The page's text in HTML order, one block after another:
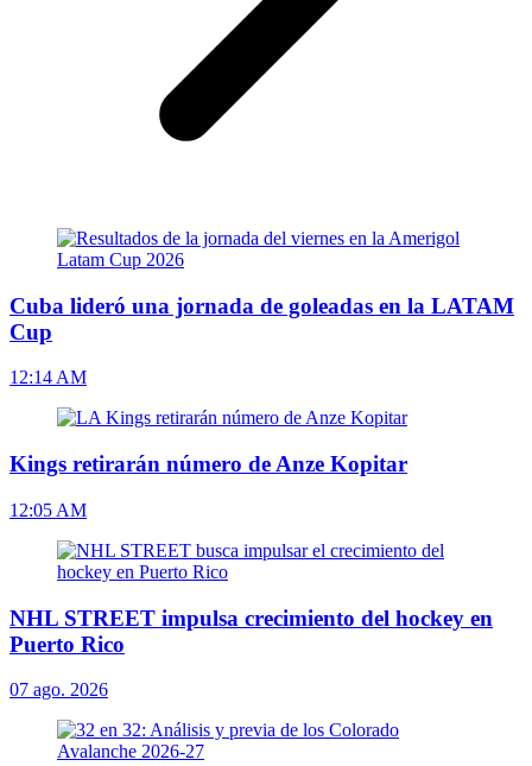
Cuba lideró una jornada de goleadas en la LATAM
Cup
12:14 AM
Kings retirarán número de Anze Kopitar
12:05 AM
NHL STREET impulsa crecimiento del hockey en
Puerto Rico
07 ago. 2026